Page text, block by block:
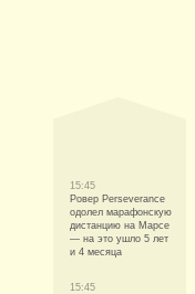
15:45
Ровер Perseverance
одолел марафонскую
дистанцию на Марсе
— на это ушло 5 лет
и 4 месяца
15:45